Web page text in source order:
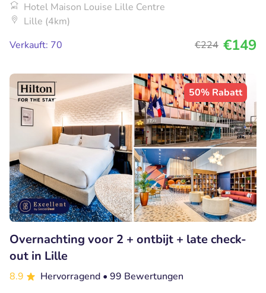
Hotel Maison Louise Lille Centre
Lille (4km)
Verkauft: 70
€224 €149
50% Rabatt
Overnachting voor 2 + ontbijt + late check-
out in Lille
8.9 Hervorragend • 99 Bewertungen